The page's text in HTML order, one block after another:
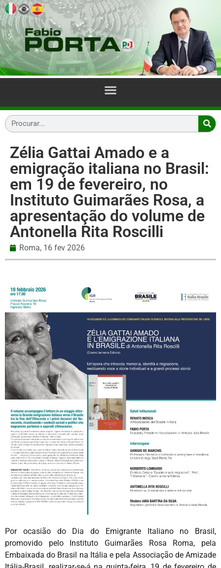
Zélia Gattai Amado e a
emigração italiana no Brasil:
em 19 de fevereiro, no
Instituto Guimarães Rosa, a
apresentação do volume de
Antonella Rita Roscilli
Roma, 16 fev 2026
Por ocasião do Dia do Emigrante Italiano no Brasil,
promovido pelo Instituto Guimarães Rosa Roma, pela
Embaixada do Brasil na Itália e pela Associação de Amizade